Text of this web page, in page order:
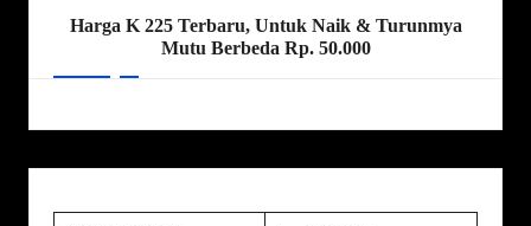
Harga K 225 Terbaru, Untuk Naik & Turunmya
Mutu Berbeda Rp. 50.000